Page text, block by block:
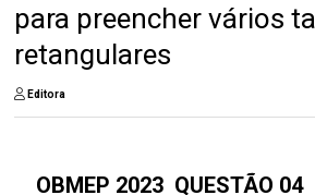
para preencher vários
retangulares
Editora
OBMEP 2023 QUESTÃO 04